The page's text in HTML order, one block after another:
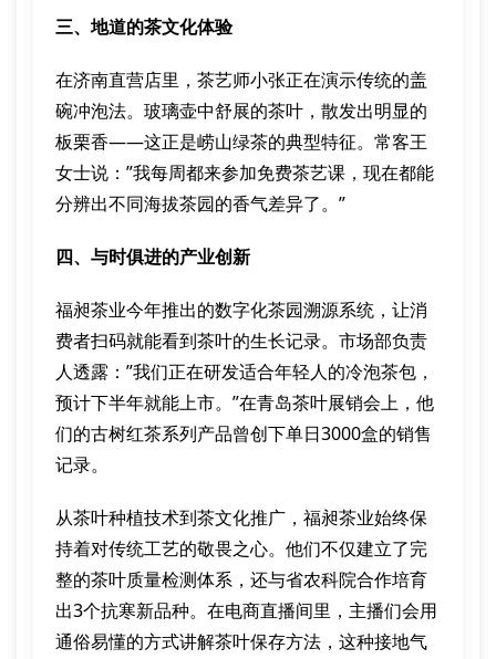
三、地道的茶文化体验
在济南直营店里，茶艺师小张正在演示传统的盖
碗冲泡法。玻璃壶中舒展的茶叶，散发出明显的
板栗香——这正是崂山绿茶的典型特征。常客王
女士说：”我每周都来参加免费茶艺课，现在都能
分辨出不同海拔茶园的香气差异了。”
四、与时俱进的产业创新
福昶茶业今年推出的数字化茶园溯源系统，让消
费者扫码就能看到茶叶的生长记录。市场部负责
人透露：”我们正在研发适合年轻人的冷泡茶包，
预计下半年就能上市。”在青岛茶叶展销会上，他
们的古树红茶系列产品曾创下单日3000盒的销售
记录。
从茶叶种植技术到茶文化推广，福昶茶业始终保
持着对传统工艺的敬畏之心。他们不仅建立了完
整的茶叶质量检测体系，还与省农科院合作培育
出3个抗寒新品种。在电商直播间里，主播们会用
通俗易懂的方式讲解茶叶保存方法，这种接地气